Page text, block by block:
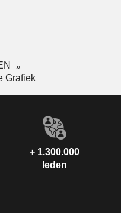
Grafiek
+ 1.300.000
leden